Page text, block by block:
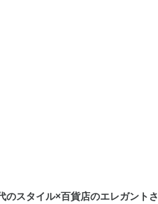
スタイル×百貨店のエレガントさ